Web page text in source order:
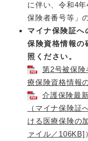
に伴い、令和4
保険者番号等」
マイナ保険証へ
保険資格情報の
照ください。
第2号被保険
療保険資格情報
介護保険最
（マイナ保険証
ける医療保険の
ァイル／106KB] ）